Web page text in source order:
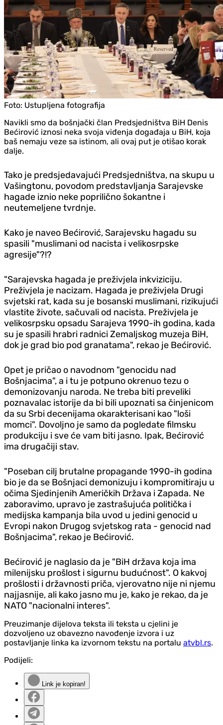
Foto: Ustupljena fotografija
Navikli smo da bošnjački član Predsjedništva BiH Denis
Bećirović iznosi neka svoja viđenja događaja u BiH, koja
baš nemaju veze sa istinom, ali ovaj put je otišao korak
dalje.
Tako je predsjedavajući Predsjedništva, na skupu u
Vašingtonu, povodom predstavljanja Sarajevske
hagade iznio neke poprilično šokantne i
neutemeljene tvrdnje.
Kako je naveo Bećirović, Sarajevsku hagadu su
spasili "muslimani od nacista i velikosrpske
agresije"?!?
"Sarajevska hagada je preživjela inkviziciju.
Preživjela je nacizam. Hagada je preživjela Drugi
svjetski rat, kada su je bosanski muslimani, rizikujući
vlastite živote, sačuvali od nacista. Preživjela je
velikosrpsku opsadu Sarajeva 1990-ih godina, kada
su je spasili hrabri radnici Zemaljskog muzeja BiH,
dok je grad bio pod granatama", rekao je Bećirović.
Opet je pričao o navodnom "genocidu nad
Bošnjacima", a i tu je potpuno okrenuo tezu o
demonizovanju naroda. Ne treba biti preveliki
poznavalac istorije da bi bili upoznati sa činjenicom
da su Srbi decenijama okarakterisani kao "loši
momci". Dovoljno je samo da pogledate filmsku
produkciju i sve će vam biti jasno. Ipak, Bećirović
ima drugačiji stav.
"Poseban cilj brutalne propagande 1990-ih godina
bio je da se Bošnjaci demonizuju i kompromitiraju u
očima Sjedinjenih Američkih Država i Zapada. Ne
zaboravimo, upravo je zastrašujuća politička i
medijska kampanja bila uvod u jedini genocid u
Evropi nakon Drugog svjetskog rata - genocid nad
Bošnjacima", rekao je Bećirović.
Bećirović je naglasio da je "BiH država koja ima
milenijsku prošlost i sigurnu budućnost". O kakvoj
prošlosti i državnosti priča, vjerovatno nije ni njemu
najjasnije, ali kako jasno mu je, kako je rekao, da je
NATO "nacionalni interes".
Preuzimanje dijelova teksta ili teksta u cjelini je
dozvoljeno uz obavezno navođenje izvora i uz
postavljanje linka ka izvornom tekstu na portalu atvbl.rs.
Podijeli:
Link je kopiran!